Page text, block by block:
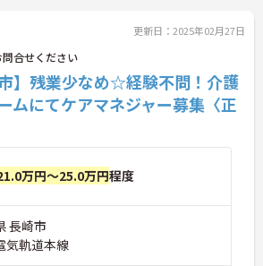
更新日：2025年02月27日
合せください
市】残業少なめ☆経験不問！介護
ムにてケアマネジャー募集〈正
万円～25.0万円程度
長崎市
気軌道本線